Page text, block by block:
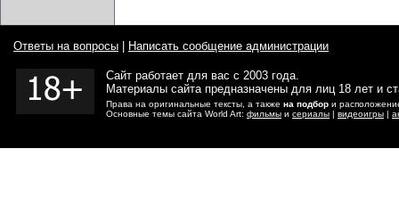
Ответы на вопросы Написать сообщение администрации
Сайт работает для вас с 2003 года.
Материалы сайта предназначены для лиц 18 лет и
Права на оригинальные тексты, а также на подбор и
Основные темы сайта World Art: фильмы и сериалы | видеоигры |